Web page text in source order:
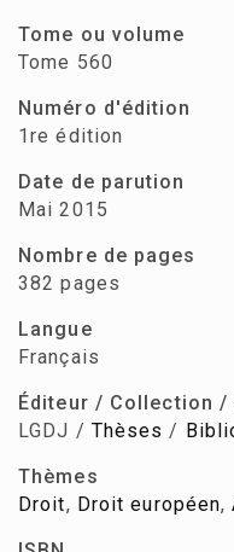
Tome ou volume
Tome 560
Numéro d'édition
1re édition
Date de parution
Mai 2015
Nombre de pages
382 pages
Langue
Français
Éditeur / Collection
LGDJ / Thèses /
Thèmes
Droit, Droit européen,